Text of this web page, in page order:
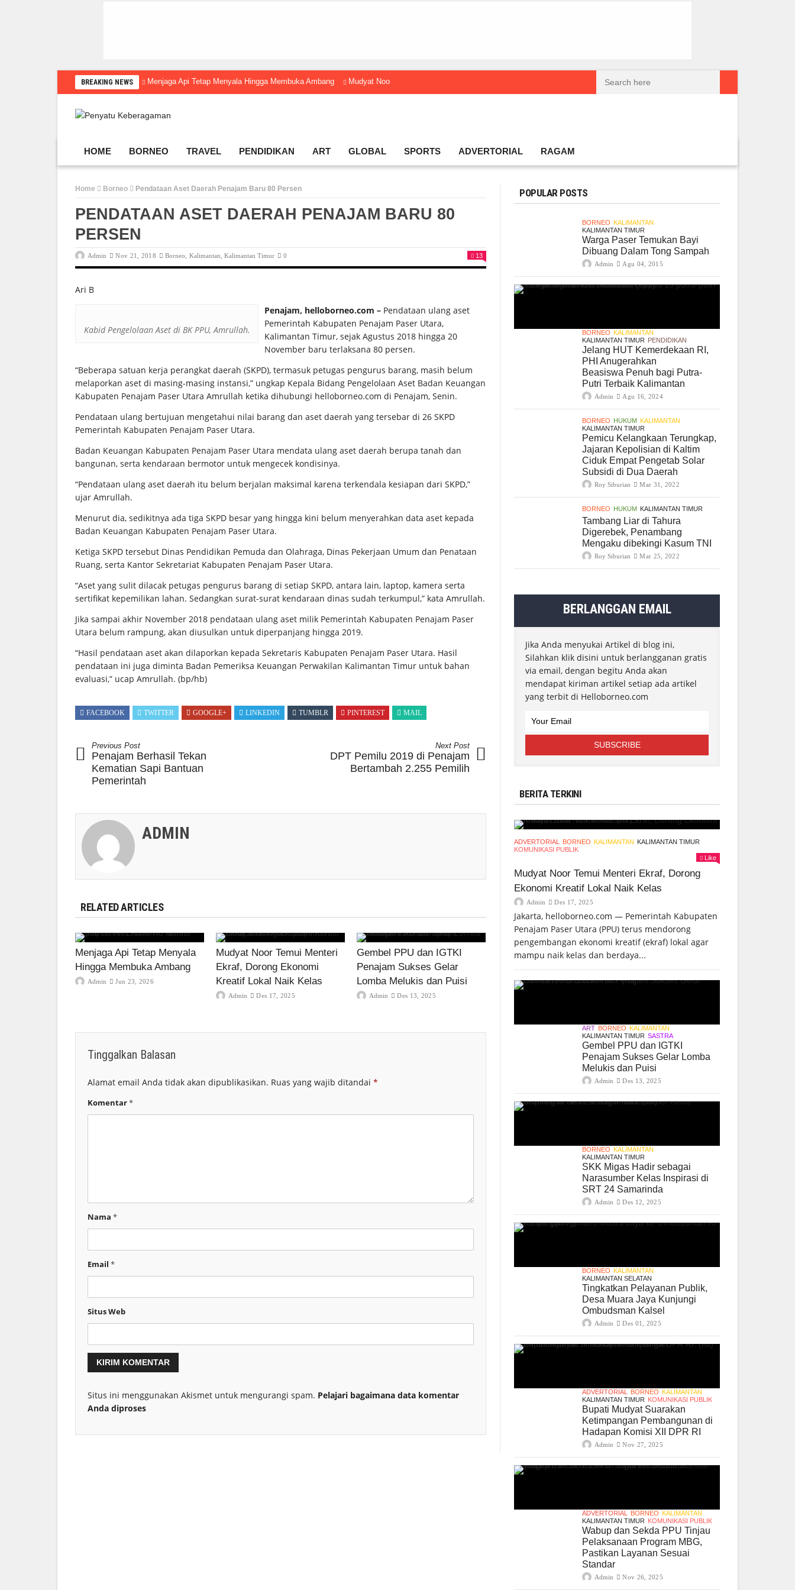
BREAKING NEWS Menjaga Api Tetap Menyala Hingga Membuka Ambang Mudyat Noor Temui Menteri Ekraf, Dorong Ekonomi Kreatif Lokal Naik Kelas Gembel PPU dan IGTKI Penajam Sukses Gelar
HOME BORNEO TRAVEL PENDIDIKAN ART GLOBAL SPORTS ADVERTORIAL RAGAM
Home Borneo Pendataan Aset Daerah Penajam Baru 80 Persen
PENDATAAN ASET DAERAH PENAJAM BARU 80
PERSEN
Admin Nov 21, 2018 Borneo Kalimantan ,Kalimantan Timur 0 13
Ari B
Kabid Pengelolaan Aset di BK PPU, Amrullah.
Penajam, helloborneo.com – Pendataan ulang aset
Pemerintah Kabupaten Penajam Paser Utara,
Kalimantan Timur, sejak Agustus 2018 hingga 20
November baru terlaksana 80 persen.
“Beberapa satuan kerja perangkat daerah (SKPD), termasuk petugas pengurus barang, masih belum
melaporkan aset di masing-masing instansi,” ungkap Kepala Bidang Pengelolaan Aset Badan Keuangan
Kabupaten Penajam Paser Utara Amrullah ketika dihubungi helloborneo.com di Penajam, Senin.
Pendataan ulang bertujuan mengetahui nilai barang dan aset daerah yang tersebar di 26 SKPD
Pemerintah Kabupaten Penajam Paser Utara.
Badan Keuangan Kabupaten Penajam Paser Utara mendata ulang aset daerah berupa tanah dan
bangunan, serta kendaraan bermotor untuk mengecek kondisinya.
“Pendataan ulang aset daerah itu belum berjalan maksimal karena terkendala kesiapan dari SKPD,”
ujar Amrullah.
Menurut dia, sedikitnya ada tiga SKPD besar yang hingga kini belum menyerahkan data aset kepada
Badan Keuangan Kabupaten Penajam Paser Utara.
Ketiga SKPD tersebut Dinas Pendidikan Pemuda dan Olahraga, Dinas Pekerjaan Umum dan Penataan
Ruang, serta Kantor Sekretariat Kabupaten Penajam Paser Utara.
“Aset yang sulit dilacak petugas pengurus barang di setiap SKPD, antara lain, laptop, kamera serta
sertifikat kepemilikan lahan. Sedangkan surat-surat kendaraan dinas sudah terkumpul,” kata Amrullah.
Jika sampai akhir November 2018 pendataan ulang aset milik Pemerintah Kabupaten Penajam Paser
Utara belum rampung, akan diusulkan untuk diperpanjang hingga 2019.
“Hasil pendataan aset akan dilaporkan kepada Sekretaris Kabupaten Penajam Paser Utara. Hasil
pendataan ini juga diminta Badan Pemeriksa Keuangan Perwakilan Kalimantan Timur untuk bahan
evaluasi,” ucap Amrullah. (bp/hb)
FACEBOOK TWITTER GOOGLE+ LINKEDIN TUMBLR PINTEREST MAIL
Previous Post
Penajam Berhasil Tekan
Kematian Sapi Bantuan
Pemerintah
Next Post
DPT Pemilu 2019 di Penajam
Bertambah 2.255 Pemilih
ADMIN
RELATED ARTICLES
Menjaga Api Tetap Menyala
Hingga Membuka Ambang
Admin Jun 23, 2026
Mudyat Noor Temui Menteri
Ekraf, Dorong Ekonomi
Kreatif Lokal Naik Kelas
Admin Des 17, 2025
Gembel PPU dan IGTKI
Penajam Sukses Gelar
Lomba Melukis dan Puisi
Admin Des 13, 2025
Tinggalkan Balasan
Alamat email Anda tidak akan dipublikasikan. Ruas yang wajib ditandai *
Komentar*
Nama *
Email *
Situs Web
Situs ini menggunakan Akismet untuk mengurangi spam. Pelajari bagaimana data komentar
Anda diproses
POPULAR POSTS
BORNEO KALIMANTAN
KALIMANTAN TIMUR
Warga Paser Temukan Bayi
Dibuang Dalam Tong Sampah
Admin Agu 04, 2015
BORNEO KALIMANTAN
KALIMANTAN TIMUR PENDIDIKAN
Jelang HUT Kemerdekaan RI,
PHI Anugerahkan
Beasiswa Penuh bagi Putra-
Putri Terbaik Kalimantan
Admin Agu 16, 2024
BORNEO HUKUM KALIMANTAN
KALIMANTAN TIMUR
Pemicu Kelangkaan Terungkap,
Jajaran Kepolisian di Kaltim
Ciduk Empat Pengetab Solar
Subsidi di Dua Daerah
Roy Siburian Mar 31, 2022
BORNEO HUKUM KALIMANTAN TIMUR
Tambang Liar di Tahura
Digerebek, Penambang
Mengaku dibekingi Kasum TNI
Roy Siburian Mar 25, 2022
BERLANGGAN EMAIL
Jika Anda menyukai Artikel di blog ini,
Silahkan klik disini untuk berlangganan gratis
via email, dengan begitu Anda akan
mendapat kiriman artikel setiap ada artikel
yang terbit di Helloborneo.com
BERITA TERKINI
ADVERTORIAL BORNEO KALIMANTAN KALIMANTAN TIMUR
KOMUNIKASI PUBLIK
Like
Mudyat Noor Temui Menteri Ekraf, Dorong
Ekonomi Kreatif Lokal Naik Kelas
Admin Des 17, 2025
Jakarta, helloborneo.com — Pemerintah Kabupaten
Penajam Paser Utara (PPU) terus mendorong
pengembangan ekonomi kreatif (ekraf) lokal agar
mampu naik kelas dan berdaya...
ART BORNEO KALIMANTAN
KALIMANTAN TIMUR SASTRA
Gembel PPU dan IGTKI
Penajam Sukses Gelar Lomba
Melukis dan Puisi
Admin Des 13, 2025
BORNEO KALIMANTAN
KALIMANTAN TIMUR
SKK Migas Hadir sebagai
Narasumber Kelas Inspirasi di
SRT 24 Samarinda
Admin Des 12, 2025
BORNEO KALIMANTAN
KALIMANTAN SELATAN
Tingkatkan Pelayanan Publik,
Desa Muara Jaya Kunjungi
Ombudsman Kalsel
Admin Des 01, 2025
ADVERTORIAL BORNEO KALIMANTAN
KALIMANTAN TIMUR KOMUNIKASI PUBLIK
Bupati Mudyat Suarakan
Ketimpangan Pembangunan di
Hadapan Komisi XII DPR RI
Admin Nov 27, 2025
ADVERTORIAL BORNEO KALIMANTAN
KALIMANTAN TIMUR KOMUNIKASI PUBLIK
Wabup dan Sekda PPU Tinjau
Pelaksanaan Program MBG,
Pastikan Layanan Sesuai
Standar
Admin Nov 26, 2025